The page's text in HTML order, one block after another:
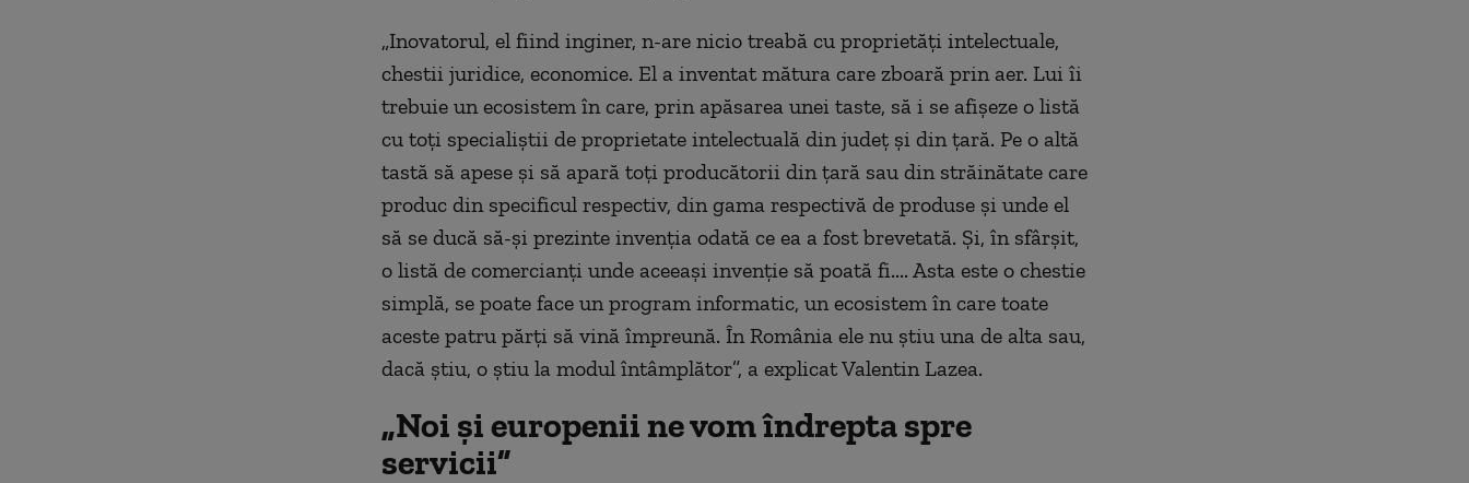
„Inovatorul, el fiind inginer, n-are nicio treabă cu proprietăţi intelectuale,
chestii juridice, economice. El a inventat mătura care zboară prin aer. Lui îi
trebuie un ecosistem în care, prin apăsarea unei taste, să i se afişeze o listă
cu toţi specialiştii de proprietate intelectuală din judeţ şi din ţară. Pe o altă
tastă să apese şi să apară toţi producătorii din ţară sau din străinătate care
produc din specificul respectiv, din gama respectivă de produse şi unde el
să se ducă să-şi prezinte invenţia odată ce ea a fost brevetată. Şi, în sfârşit,
o listă de comercianţi unde aceeaşi invenţie să poată fi.... Asta este o chestie
simplă, se poate face un program informatic, un ecosistem în care toate
aceste patru părţi să vină împreună. În România ele nu ştiu una de alta sau,
dacă ştiu, o ştiu la modul întâmplător”, a explicat Valentin Lazea.
„Noi şi europenii ne vom îndrepta spre
servicii”